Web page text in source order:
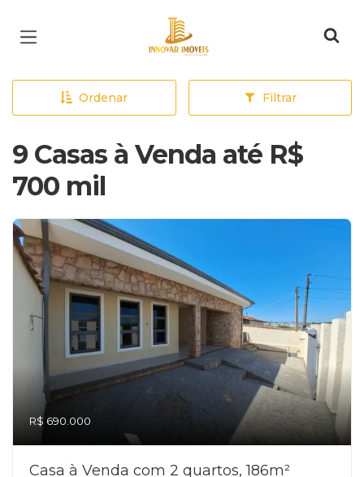
Página inicial
Ordenar Filtrar
9 Casas à Venda até R$
700 mil
R$ 690.000
Casa à Venda com 2 quartos, 186m²